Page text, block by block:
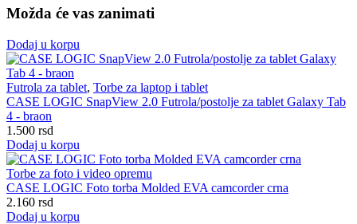
Možda će vas zanimati
Dodaj u korpu
Futrola za tablet, Torbe za laptop i tablet
CASE LOGIC SnapView 2.0 Futrola/postolje za tablet Galaxy Tab
4 - braon
1.500 rsd
Dodaj u korpu
Torbe za foto i video opremu
CASE LOGIC Foto torba Molded EVA camcorder crna
2.160 rsd
Dodaj u korpu